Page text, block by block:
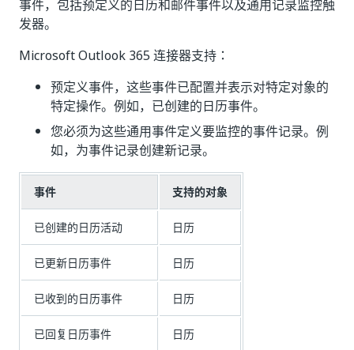
事件，包括预定义的日历和邮件事件以及通用记录监控触
发器。
Microsoft Outlook 365 连接器支持：
预定义事件，这些事件已配置并表示对特定对象的
特定操作。例如，已创建的日历事件。
您必须为这些通用事件定义要监控的事件记录。例
如，为事件记录创建新记录。
事件 支持的对象
已创建的日历活动 日历
已更新日历事件 日历
已收到的日历事件 日历
已回复日历事件 日历